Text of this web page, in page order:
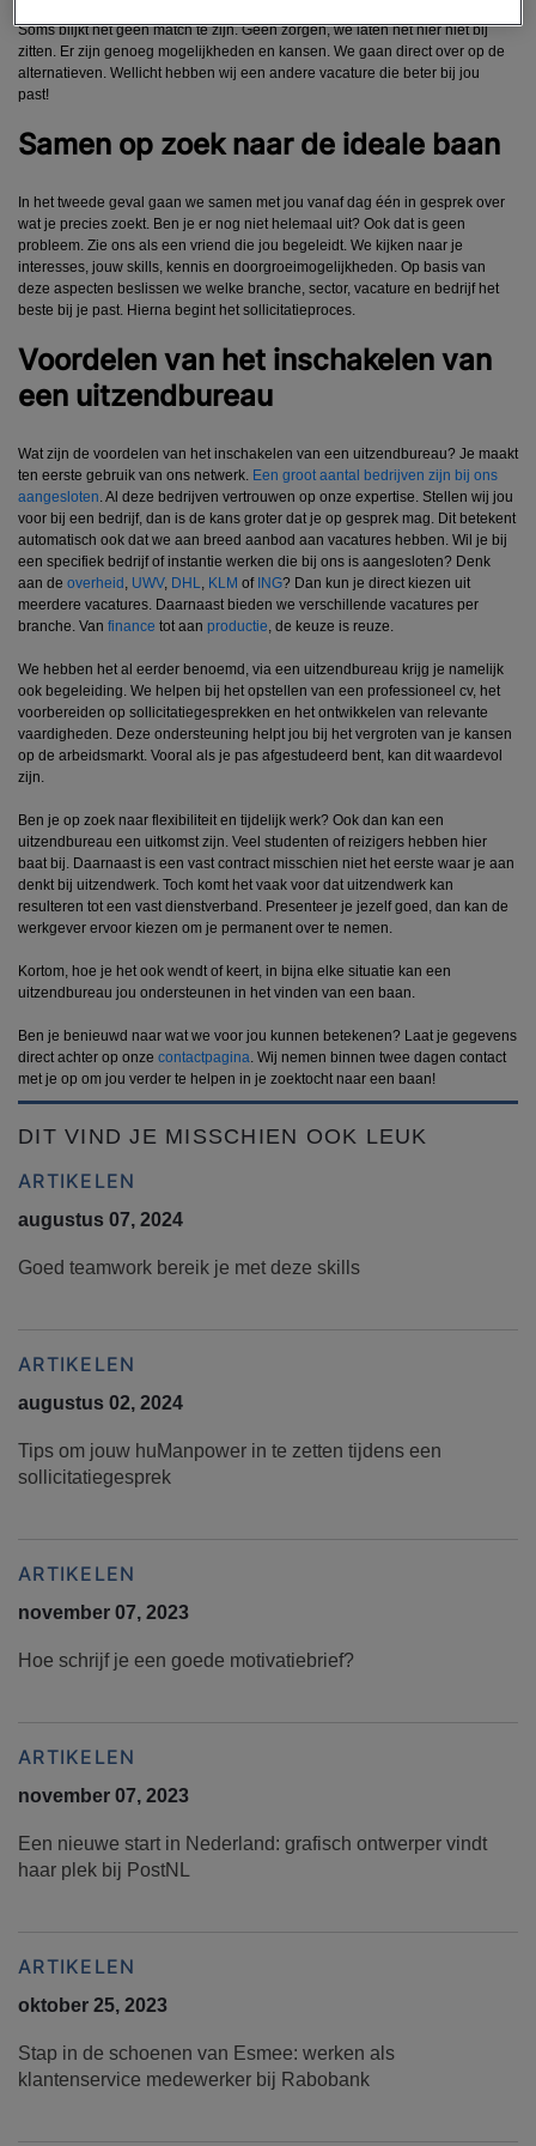
Soms blijkt het geen match te zijn. Geen zorgen, we laten het hier niet bij
zitten. Er zijn genoeg mogelijkheden en kansen. We gaan direct over op de
alternatieven. Wellicht hebben wij een andere vacature die beter bij jou
past!
Samen op zoek naar de ideale baan
In het tweede geval gaan we samen met jou vanaf dag één in gesprek over
wat je precies zoekt. Ben je er nog niet helemaal uit? Ook dat is geen
probleem. Zie ons als een vriend die jou begeleidt. We kijken naar je
interesses, jouw skills, kennis en doorgroeimogelijkheden. Op basis van
deze aspecten beslissen we welke branche, sector, vacature en bedrijf het
beste bij je past. Hierna begint het sollicitatieproces.
Voordelen van het inschakelen van
een uitzendbureau
Wat zijn de voordelen van het inschakelen van een uitzendbureau? Je maakt
ten eerste gebruik van ons netwerk. Een groot aantal bedrijven zijn bij ons
aangesloten. Al deze bedrijven vertrouwen op onze expertise. Stellen wij jou
voor bij een bedrijf, dan is de kans groter dat je op gesprek mag. Dit betekent
automatisch ook dat we aan breed aanbod aan vacatures hebben. Wil je bij
een specifiek bedrijf of instantie werken die bij ons is aangesloten? Denk
aan de overheid , UWV, DHL, KLM of ING? Dan kun je direct kiezen uit
meerdere vacatures. Daarnaast bieden we verschillende vacatures per
branche. Van finance tot aan productie, de keuze is reuze.
We hebben het al eerder benoemd, via een uitzendbureau krijg je namelijk
ook begeleiding. We helpen bij het opstellen van een professioneel cv, het
voorbereiden op sollicitatiegesprekken en het ontwikkelen van relevante
vaardigheden. Deze ondersteuning helpt jou bij het vergroten van je kansen
op de arbeidsmarkt. Vooral als je pas afgestudeerd bent, kan dit waardevol
zijn.
Ben je op zoek naar flexibiliteit en tijdelijk werk? Ook dan kan een
uitzendbureau een uitkomst zijn. Veel studenten of reizigers hebben hier
baat bij. Daarnaast is een vast contract misschien niet het eerste waar je aan
denkt bij uitzendwerk. Toch komt het vaak voor dat uitzendwerk kan
resulteren tot een vast dienstverband. Presenteer je jezelf goed, dan kan de
werkgever ervoor kiezen om je permanent over te nemen.
Kortom, hoe je het ook wendt of keert, in bijna elke situatie kan een
uitzendbureau jou ondersteunen in het vinden van een baan.
Ben je benieuwd naar wat we voor jou kunnen betekenen? Laat je gegevens
direct achter op onze contactpagina. Wij nemen binnen twee dagen contact
met je op om jou verder te helpen in je zoektocht naar een baan!
DIT VIND JE MISSCHIEN OOK LEUK
ARTIKELEN
augustus 07, 2024
Goed teamwork bereik je met deze skills
ARTIKELEN
augustus 02, 2024
Tips om jouw huManpower in te zetten tijdens een
sollicitatiegesprek
ARTIKELEN
november 07, 2023
Hoe schrijf je een goede motivatiebrief?
ARTIKELEN
november 07, 2023
Een nieuwe start in Nederland: grafisch ontwerper vindt
haar plek bij PostNL
ARTIKELEN
oktober 25, 2023
Stap in de schoenen van Esmee: werken als
klantenservice medewerker bij Rabobank